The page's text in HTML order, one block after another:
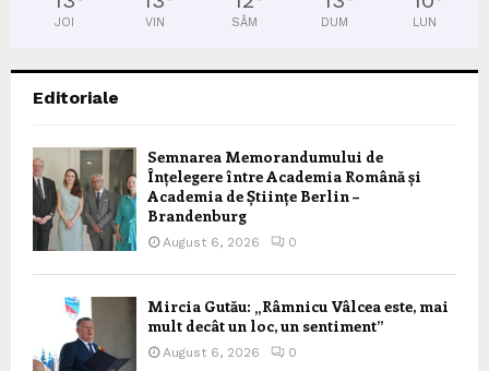
JOI VIN SÂM DUM LUN
Editoriale
Semnarea Memorandumului de
Înțelegere între Academia Română și
Academia de Științe Berlin –
Brandenburg
August 6, 2026 0
Mircia Gutău: „Râmnicu Vâlcea este, mai
mult decât un loc, un sentiment”
August 6, 2026 0